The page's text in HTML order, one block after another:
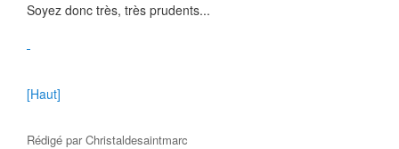
Soyez donc très, très prudents...
[Haut]
Rédigé parChristaldesaintmarc